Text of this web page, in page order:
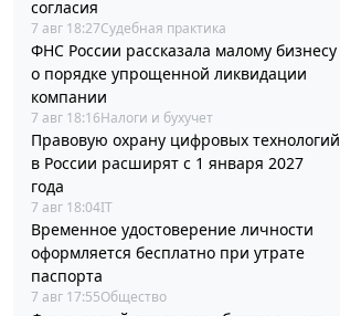
согласия
7 авг 18:27Судебная практика
ФНС России рассказала малому бизнесу
о порядке упрощенной ликвидации
компании
7 авг 18:16Налоги и бухучет
Правовую охрану цифровых технологий
в России расширят с 1 января 2027
года
7 авг 18:04IT
Временное удостоверение личности
оформляется бесплатно при утрате
паспорта
7 авг 17:55Общество